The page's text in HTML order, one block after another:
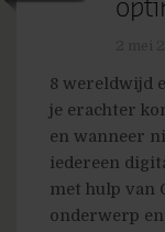
8 wereldwijd
je erachter
en wanneer
iedereen
met hulp van
onderwerp